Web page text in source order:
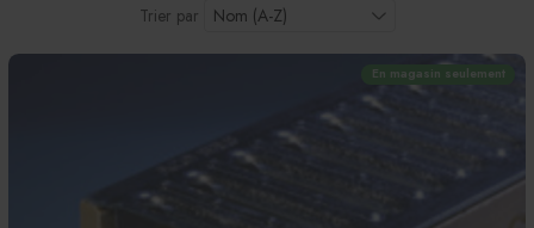
Trier par
En magasin seulement